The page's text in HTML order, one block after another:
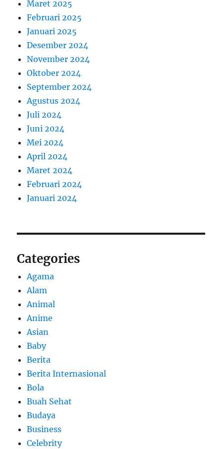
Maret 2025
Februari 2025
Januari 2025
Desember 2024
November 2024
Oktober 2024
September 2024
Agustus 2024
Juli 2024
Juni 2024
Mei 2024
April 2024
Maret 2024
Februari 2024
Januari 2024
Categories
Agama
Alam
Animal
Anime
Asian
Baby
Berita
Berita Internasional
Bola
Buah Sehat
Budaya
Business
Celebrity